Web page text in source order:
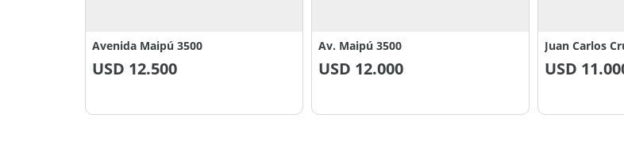
Avenida Maipú 3500
USD 12.500
Av. Maipú 3500
USD 12.000
Juan Carlos
USD